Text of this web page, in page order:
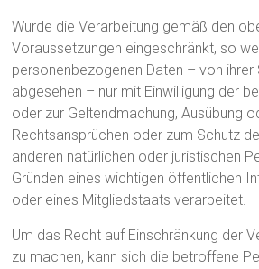
Wurde die Verarbeitung gemäß den
Voraussetzungen eingeschränkt, so
personenbezogenen Daten – von ihrer
abgesehen – nur mit Einwilligung der
oder zur Geltendmachung, Ausübung
Rechtsansprüchen oder zum Schutz
anderen natürlichen oder juristischen
Gründen eines wichtigen öffentlichen
oder eines Mitgliedstaats verarbeitet.
Um das Recht auf Einschränkung der
zu machen, kann sich die betroffene